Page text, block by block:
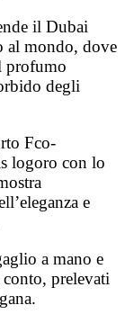
il Dubai
al mondo, dove
profumo
degli
Fco-
logoro con lo
e
a mano e
prelevati